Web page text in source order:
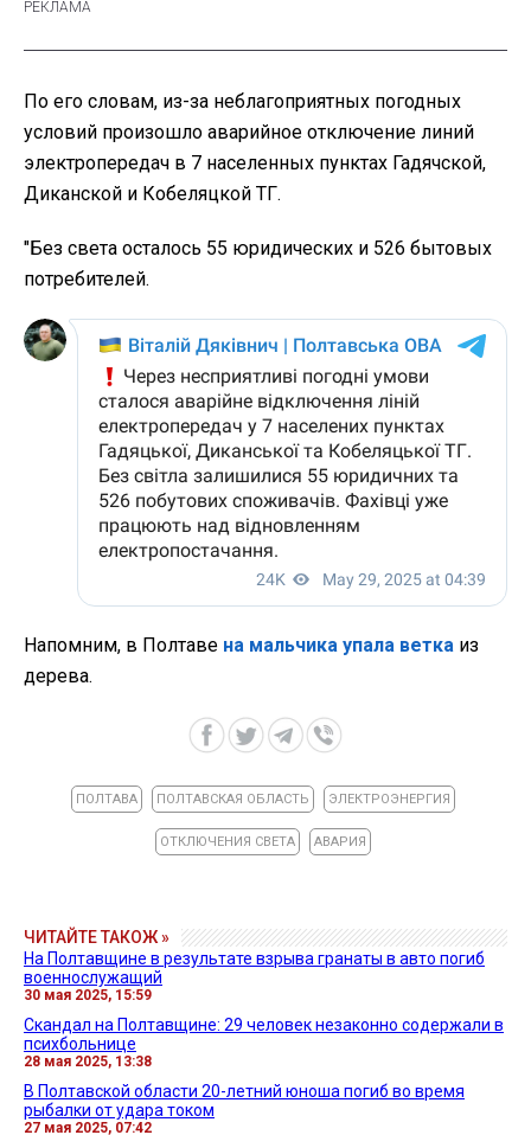
По его словам, из-за неблагоприятных погодных
условий произошло аварийное отключение линий
электропередач в 7 населенных пунктах Гадячской,
Диканской и Кобеляцкой ТГ.
"Без света осталось 55 юридических и 526 бытовых
потребителей.
Напомним, в Полтаве на мальчика упала ветка из
дерева.
ПОЛТАВА ПОЛТАВСКАЯ ОБЛАСТЬ ЭЛЕКТРОЭНЕРГИЯ
ОТКЛЮЧЕНИЯ СВЕТА АВАРИЯ
ЧИТАЙТЕ ТАКОЖ »
На Полтавщине в результате взрыва гранаты в авто погиб
военнослужащий
30 мая 2025, 15:59
Скандал на Полтавщине: 29 человек незаконно содержали в
психбольнице
28 мая 2025, 13:38
В Полтавской области 20-летний юноша погиб во время
рыбалки от удара током
27 мая 2025, 07:42